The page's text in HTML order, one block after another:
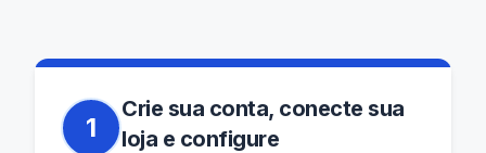
1
Crie sua conta, conecte sua
loja e configure